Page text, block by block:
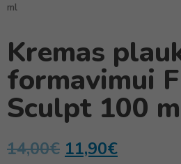
ml
Kremas
formavimui
Sculpt 100
14,00€ 11,90€